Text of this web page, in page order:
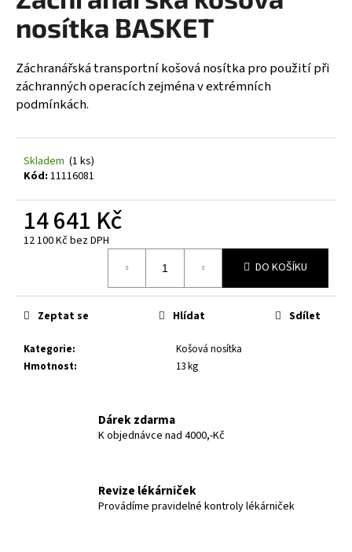
hvězdiček.
nosítka BASKET
Záchranářská transportní košová nosítka pro použití při
záchranných operacích zejména v extrémních
podmínkách.
Skladem (1 ks)
Kód: 11116081
14 641 Kč
12 100 Kč bez DPH
DO KOŠÍKU
Kategorie:
Košová nosítka
Hmotnost: 13 kg
Zeptat se Hlídat Sdílet
Dárek zdarma
K objednávce nad 4000,-Kč
Revize lékárniček
Provádíme pravidelné kontroly lékárniček
a
j
í
t
?
o
u